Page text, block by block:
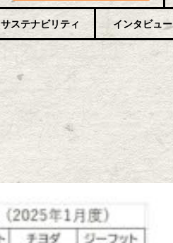
サステナビリティ インタビュー